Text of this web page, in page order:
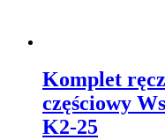
Komplet
częściowy
K2-25